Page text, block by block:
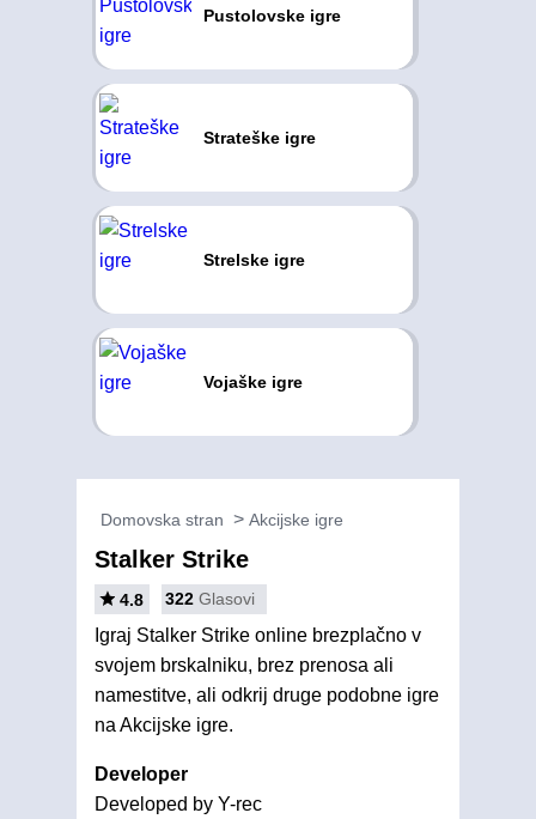
Pustolovske igre
Strateške igre
Strelske igre
Vojaške igre
Domovska stran Akcijske igre
Stalker Strike
4.8 322 Glasovi
Igraj Stalker Strike online brezplačno v
svojem brskalniku, brez prenosa ali
namestitve, ali odkrij druge podobne igre
na Akcijske igre.
Developer
Developed by Y-rec